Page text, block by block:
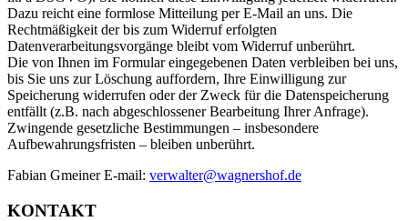
Dazu reicht eine formlose Mitteilung per E-Mail an uns. Die
Rechtmäßigkeit der bis zum Widerruf erfolgten
Datenverarbeitungsvorgänge bleibt vom Widerruf unberührt.
Die von Ihnen im Formular eingegebenen Daten verbleiben bei uns,
bis Sie uns zur Löschung auffordern, Ihre Einwilligung zur
Speicherung widerrufen oder der Zweck für die Datenspeicherung
entfällt (z.B. nach abgeschlossener Bearbeitung Ihrer Anfrage).
Zwingende gesetzliche Bestimmungen – insbesondere
Aufbewahrungsfristen – bleiben unberührt.
Fabian Gmeiner E-mail: verwalter@wagnershof.de
KONTAKT